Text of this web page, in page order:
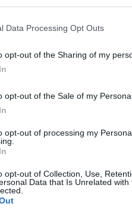
Data Processing Opt Outs
opt-out of the Sharing of my
opt-out of the Sale of my
opt-out of processing my
opt-out of Collection, Use,
Data that Is Unrelated
velká ropná skvrna z
přírodní rezervaci v
v jejíž blízkosti se rozšířila
níž panuje podezření, že
na sdělení
nevládní organizace
řeky minimální průtoky